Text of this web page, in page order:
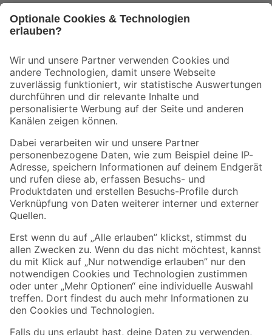
Der toom Newsletter: Keine Angebote und Aktionen mehr verpassen!
Zur Newsletter Anmeldung
Folge uns
Zahlungsarten Versandarten
Sicher einkaufen
Jetzt die toom-App herunterladen